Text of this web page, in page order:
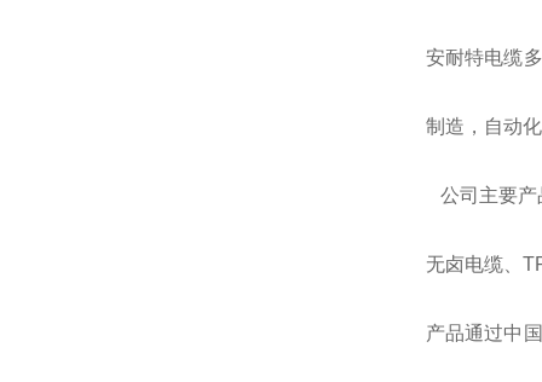
安耐特电缆
制造，自动
公司主要
无卤电缆、
产品通过中